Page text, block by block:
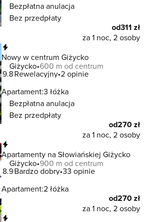
Bezpłatna anulacja
Bez przedpłaty
od311 zł
za 1 noc, 2 osoby
Nowy w centrum Giżycko
Giżycko 600 m od centrum
9.8Rewelacyjny 2 opinie
Apartament:3 łóżka
Bezpłatna anulacja
Bez przedpłaty
od270 zł
za 1 noc, 2 osoby
Apartamenty na Słowiańskiej Giżycko
Giżycko 900 m od centrum
8.9Bardzo dobry 33 opinie
Apartament:2 łóżka
od270 zł
za 1 noc, 2 osoby